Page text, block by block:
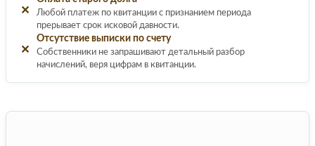
✕
Любой платеж по квитанции с признанием периода
прерывает срок исковой давности.
✕
Отсутствие выписки по счету
Собственники не запрашивают детальный разбор
начислений, веря цифрам в квитанции.